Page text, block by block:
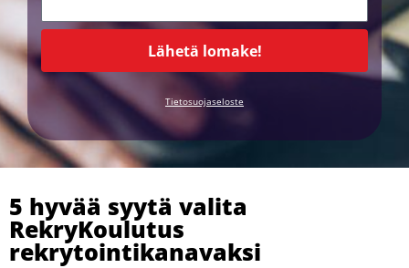
Lähetä lomake!
Tietosuojaseloste
5 hyvää syytä valita
RekryKoulutus
rekrytointikanavaksi